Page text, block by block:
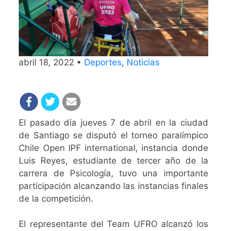
abril 18, 2022 • Deportes, Noticias
El pasado día jueves 7 de abril en la ciudad
de Santiago se disputó el torneo paralímpico
Chile Open IPF international, instancia donde
Luis Reyes, estudiante de tercer año de la
carrera de Psicología, tuvo una importante
participación alcanzando las instancias finales
de la competición.
El representante del Team UFRO alcanzó los